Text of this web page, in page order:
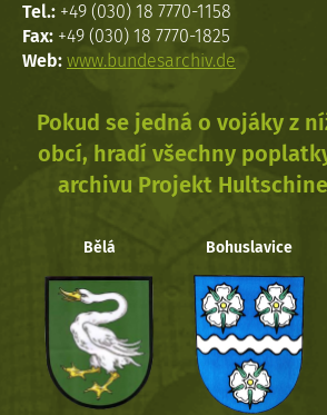
Tel.: +49 (030) 18 7770-1158
Fax: +49 (030) 18 7770-1825
Web: www.bundesarchiv.de
Pokud se jedná o vojáky z
obcí, hradí všechny
archivu Projekt
Bělá Bohuslavice